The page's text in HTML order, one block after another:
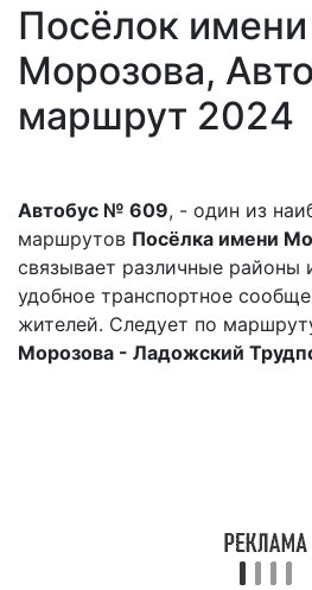
Посёлок имени
Морозова,
маршрут 2024
Автобус № 609, - один из
маршрутов Посёлка имени
связывает различные районы
удобное транспортное
жителей. Следует по
Морозова - Ладожский